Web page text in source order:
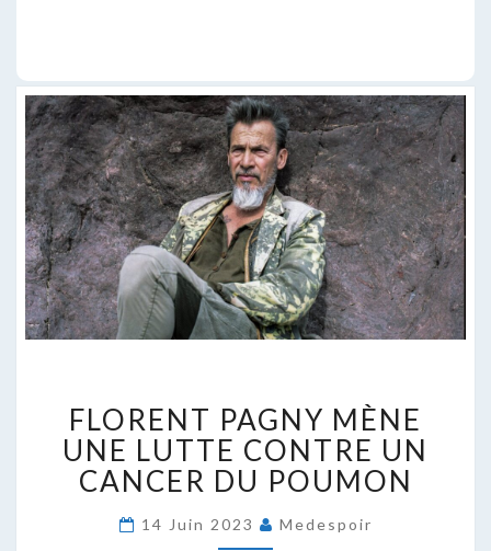
PAGNY
MÈNE
UNE
LUTTE
CONTRE
UN
FLORENT PAGNY MÈNE
UNE LUTTE CONTRE UN
CANCER DU POUMON
14 Juin 2023 Medespoir